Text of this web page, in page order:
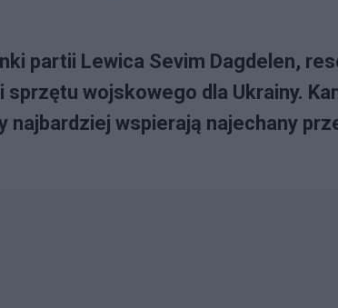
partii Lewica Sevim Dagdelen,
wojskowego dla Ukrainy.
najbardziej wspierają najechany